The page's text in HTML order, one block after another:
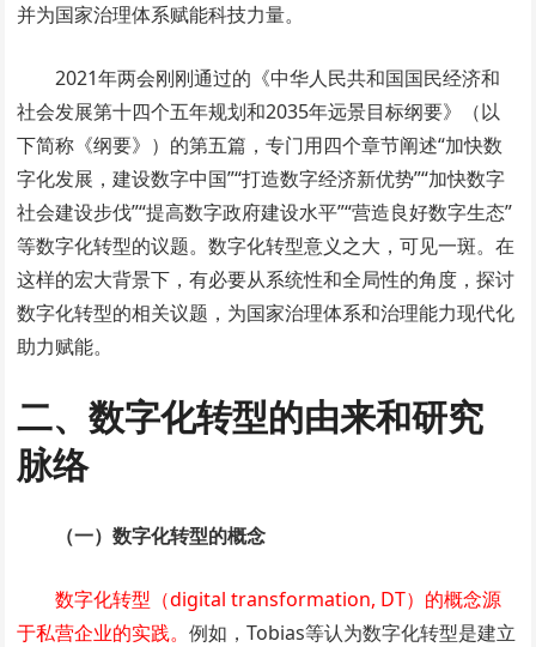
并为国家治理体系赋能科技力量。
2021年两会刚刚通过的《中华人民共和国国民经济和
社会发展第十四个五年规划和2035年远景目标纲要》（以
下简称《纲要》）的第五篇，专门用四个章节阐述“加快数
字化发展，建设数字中国”“打造数字经济新优势”“加快数字
社会建设步伐”“提高数字政府建设水平”“营造良好数字生态”
等数字化转型的议题。数字化转型意义之大，可见一斑。在
这样的宏大背景下，有必要从系统性和全局性的角度，探讨
数字化转型的相关议题，为国家治理体系和治理能力现代化
助力赋能。
二、数字化转型的由来和研究
脉络
（一）数字化转型的概念
数字化转型（digital transformation, DT）的概念源
于私营企业的实践。例如，Tobias等认为数字化转型是建立